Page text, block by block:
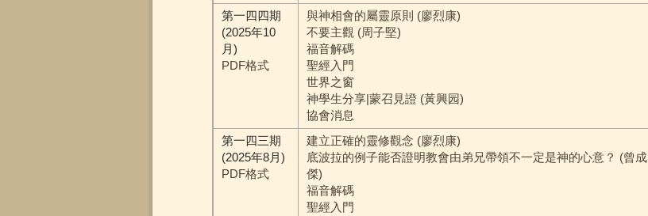
第一四四期
(2025年10
月)
PDF格式
與神相會的屬靈原則 (廖烈康)
不要主觀 (周子堅)
福音解碼
聖經入門
世界之窗
神學生分享|蒙召見證 (黃興园)
協會消息
第一四三期
(2025年8月)
PDF格式
建立正確的靈修觀念 (廖烈康)
底波拉的例子能否證明教會由弟兄帶領不一定是神的心意？ (曾成
傑)
福音解碼
聖經入門